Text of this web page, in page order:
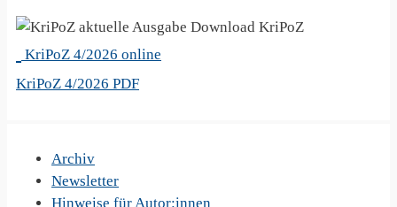
KriPoZ
KriPoZ 4/2026 online
KriPoZ 4/2026 PDF
Archiv
Newsletter
Hinweise für Autor:innen